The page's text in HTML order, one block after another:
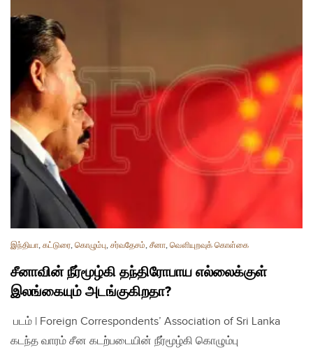
இந்தியா, கட்டுரை, கொழும்பு, சர்வதேசம், சீனா, வௌியுறவுக் கொள்கை
சீனாவின் நீர்மூழ்கி தந்திரோபாய எல்லைக்குள்
இலங்கையும் அடங்குகிறதா?
படம் | Foreign Correspondents’ Association of Sri Lanka
கடந்த வாரம் சீன கடற்படையின் நீர்மூழ்கி கொழும்பு